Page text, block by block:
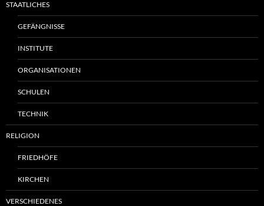
STAATLICHES
GEFÄNGNISSE
INSTITUTE
ORGANISATIONEN
SCHULEN
TECHNIK
RELIGION
FRIEDHÖFE
KIRCHEN
VERSCHIEDENES